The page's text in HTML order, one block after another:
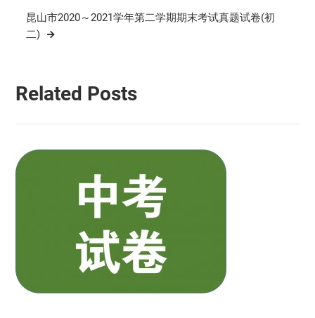
导
航
昆山市2020～2021学年第二学期期末考试真题试卷(初
二)
Related Posts